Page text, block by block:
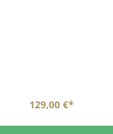
129,00 €*